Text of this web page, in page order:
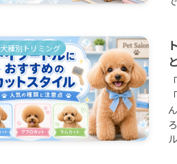
犬種別トリミング